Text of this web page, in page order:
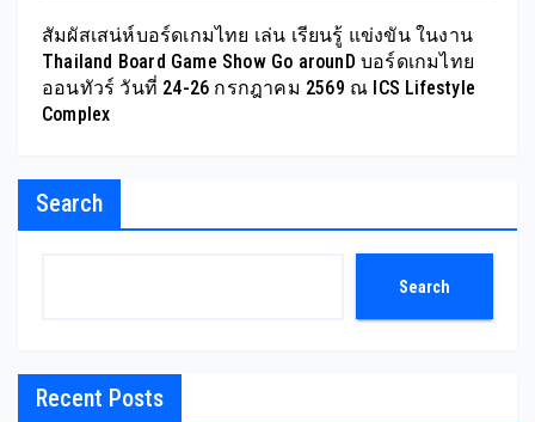
สัมผัสเสน่ห์บอร์ดเกมไทย เล่น เรียนรู้ แข่งขัน ในงาน
Thailand Board Game Show Go arounD บอร์ดเกมไทย
ออนทัวร์ วันที่ 24-26 กรกฎาคม 2569 ณ ICS Lifestyle
Complex
Search
Search
Recent Posts